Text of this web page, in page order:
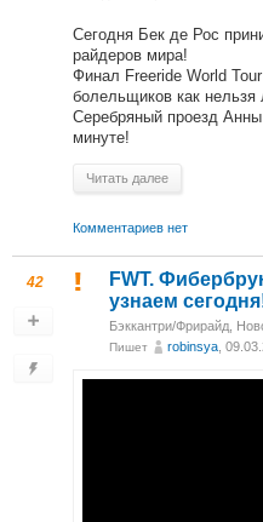
Сегодня Бек де Рос
райдеров мира!
Финал Freeride World
болельщиков как нельзя
Серебряный проезд
минуте!
Читать далее
Комментариев нет
42
FWT.
узнаем
Бэккантри/Фрирайд
Пишет robinsya ,